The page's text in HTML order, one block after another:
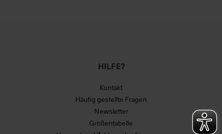
HILFE?
Kontakt
Häufig gestellte Fragen
Newsletter
Größentabelle